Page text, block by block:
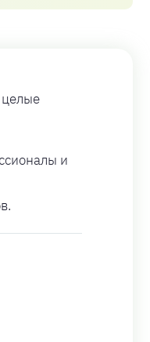
целые
и